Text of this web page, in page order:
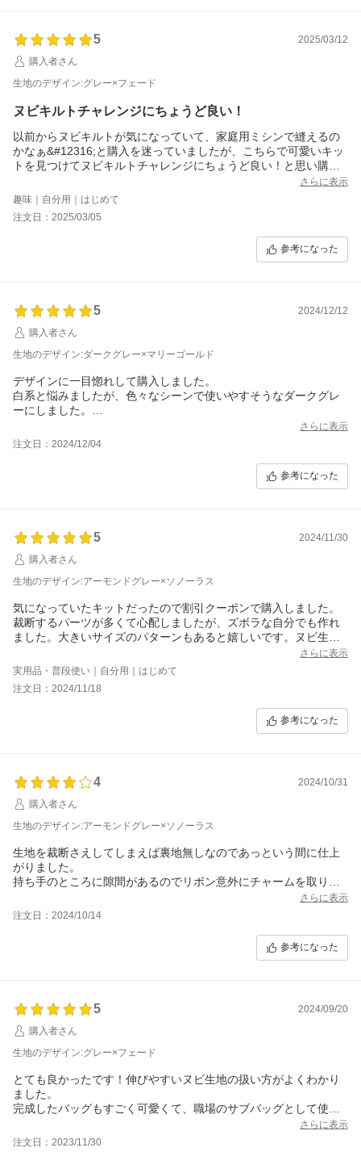
5
2025/03/12
購入者さん
生地のデザイン:グレー×フェード
ヌビキルトチャレンジにちょうど良い！
以前からヌビキルトが気になっていて、家庭用ミシンで縫えるの
かなぁ&#12316;と購入を迷っていましたが、こちらで可愛いキッ
トを見つけてヌビキルトチャレンジにちょうど良い！と思い購入
色味も手触りも良くてとても気に入っています！
また違う色も購入したいと思っています(^^)
さらに表示
趣味｜自分用｜はじめて
注文日：2025/03/05
参考になった
5
2024/12/12
購入者さん
生地のデザイン:ダークグレー×マリーゴールド
デザインに一目惚れして購入しました。
白系と悩みましたが、色々なシーンで使いやすそうなダークグレ
ーにしました。
届いたものを見たら柄も際だって、こちらにして良かったと思い
ました。
さらに表示
注文日：2024/12/04
参考になった
5
2024/11/30
購入者さん
生地のデザイン:アーモンドグレー×ソノーラス
気になっていたキットだったので割引クーポンで購入しました。
裁断するパーツが多くて心配しましたが、ズボラな自分でも作れ
ました。大きいサイズのパターンもあると嬉しいです。ヌビ生地
さらに表示
実用品・普段使い｜自分用｜はじめて
注文日：2024/11/18
参考になった
4
2024/10/31
購入者さん
生地のデザイン:アーモンドグレー×ソノーラス
生地を裁断さえしてしまえば裏地無しなのであっという間に仕上
がりました。
持ち手のところに隙間があるのでリボン意外にチャームを取り付
ける事も出来るので、この持ち手の作り方気に入りました。また
トートバッグ作る際参考にしたいと思います。
さらに表示
注文日：2024/10/14
参考になった
5
2024/09/20
購入者さん
生地のデザイン:グレー×フェード
とても良かったです！伸びやすいヌビ生地の扱い方がよくわかり
ました。
完成したバッグもすごく可愛くて、職場のサブバッグとして使っ
さらに表示
注文日：2023/11/30